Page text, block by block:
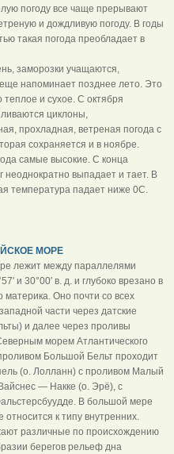
погоду все чаще прерывают
и дождливую погоду. В годы
такая погода преобладает в
заморозки учащаются,
напоминает позднее лето. Это
и сухое. С октября
циклоны,
прохладная, ветреная погода с
сохраняется и в ноябре.
самые высокие. С конца
неоднократно выпадает и тает. В
температура падает ниже 0С.
МОРЕ
лежит между параллелями
и 30°00′ в. д. и глубоко врезано в
материка. Оно почти со всех
части через датские
и далее через проливы
морем Атлантического
Большой Бельт проходит
(о. Лолланн) с проливом Малый
— Накке (о. Эрё), с
В большой мере
к типу внутренних.
различные по происхождению
берегов рельеф дна